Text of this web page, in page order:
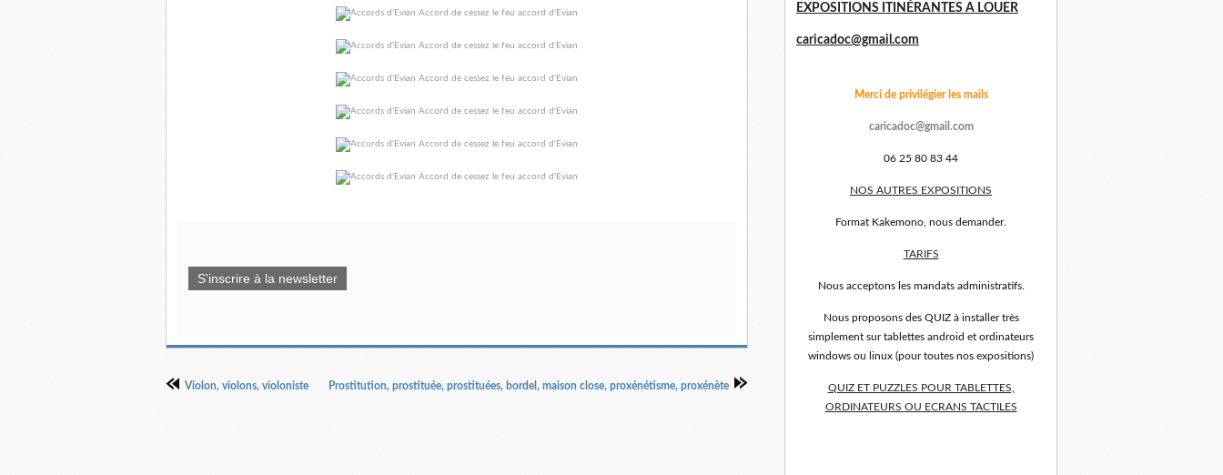
S'inscrire à la newsletter
Violon, violons, violoniste Prostitution, prostituée, prostituées, bordel, maison close, proxénétisme, proxénète
EXPOSITIONS ITINÉRANTES A LOUER
caricadoc@gmail.com
Merci de privilégier les mails
caricadoc@gmail.com
06 25 80 83 44
NOS AUTRES EXPOSITIONS
Format Kakemono, nous demander.
TARIFS
Nous acceptons les mandats administratifs.
Nous proposons des QUIZ à installer très
simplement sur tablettes android et ordinateurs
windows ou linux (pour toutes nos expositions)
QUIZ ET PUZZLES POUR TABLETTES,
ORDINATEURS OU ECRANS TACTILES